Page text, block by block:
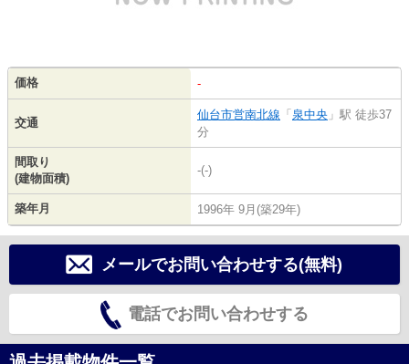
価格 -
交通
仙台市営南北線 「 泉中央 」駅 徒歩37
分
間取り
(建物面積)
-(-)
築年月 1996年 9月(築29年)
メールでお問い合わせする(無料)
電話でお問い合わせする